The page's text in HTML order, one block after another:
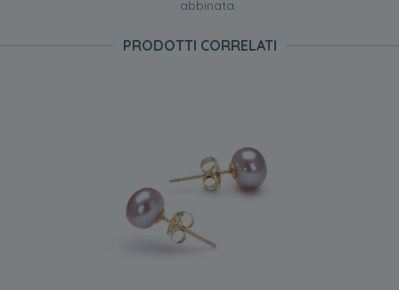
abbinata.
PRODOTTI CORRELATI